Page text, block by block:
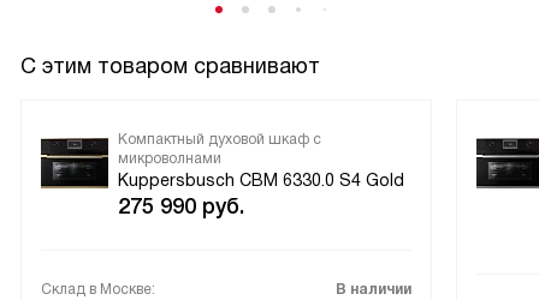
С этим товаром сравнивают
Компактный духовой шкаф с
микроволнами
Kuppersbusch CBM 6330.0 S4 Gold
275 990 руб.
Склад в Москве:
В наличии